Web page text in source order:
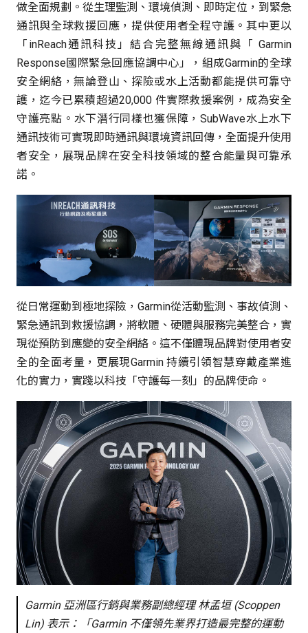
做全面規劃。從生理監測、環境偵測、即時定位，到緊急
通訊與全球救援回應，提供使用者全程守護。其中更以
「inReach通訊科技」結合完整無線通訊與「 Garmin
Response國際緊急回應協調中心」，組成Garmin的全球
安全網絡，無論登山、探險或水上活動都能提供可靠守
護，迄今已累積超過20,000 件實際救援案例，成為安全
守護亮點。水下潛行同樣也獲保障，SubWave水上水下
通訊技術可實現即時通訊與環境資訊回傳，全面提升使用
者安全，展現品牌在安全科技領域的整合能量與可靠承
諾。
從日常運動到極地探險，Garmin從活動監測、事故偵測、
緊急通訊到救援協調，將軟體、硬體與服務完美整合，實
現從預防到應變的安全網絡。這不僅體現品牌對使用者安
全的全面考量，更展現Garmin 持續引領智慧穿戴產業進
化的實力，實踐以科技「守護每一刻」的品牌使命。
Garmin 亞洲區行銷與業務副總經理 林孟垣 (Scoppen
Lin) 表示：「Garmin 不僅領先業界打造最完整的運動